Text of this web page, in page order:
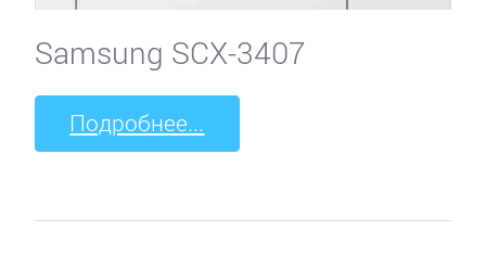
Samsung SCX-3407
Подробнее...